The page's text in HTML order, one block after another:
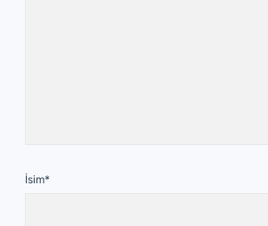
İsim*